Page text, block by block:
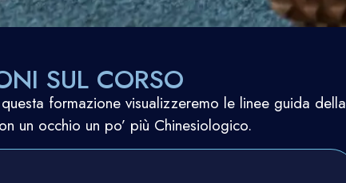
SUL CORSO
formazione visualizzeremo le linee guida della
un occhio un po’ più Chinesiologico.